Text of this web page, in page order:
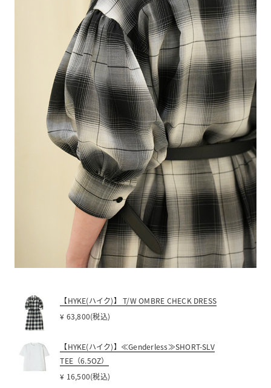
【HYKE(ハイク)】 T/W OMBRE CHECK DRESS
¥ 63,800(税込)
【HYKE(ハイク)】≪Genderless≫SHORT-SLV
TEE（6.5OZ）
¥ 16,500(税込)